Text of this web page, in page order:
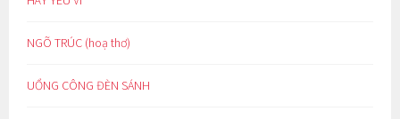
NGÕ TRÚC (hoạ thơ)
UỔNG CÔNG ĐÈN SÁNH